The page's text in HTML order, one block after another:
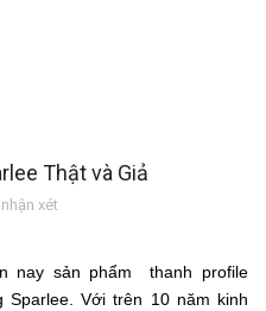
Thật và Giả
xét
nay sản phẩm thanh profile
Sparlee. Với trên 10 năm kinh